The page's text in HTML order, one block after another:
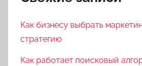
Как бизнесу выбрать
стратегию
Как работает поисковый